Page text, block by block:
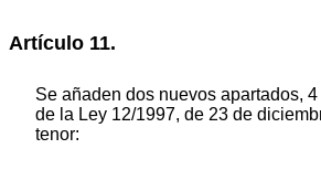
Artículo 11.
Se añaden dos nuevos apartados,
de la Ley 12/1997, de 23 de
tenor: